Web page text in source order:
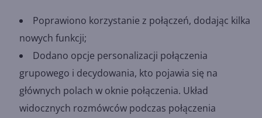
Poprawiono korzystanie z połączeń, dodając kilka
nowych funkcji;
Dodano opcje personalizacji połączenia
grupowego i decydowania, kto pojawia się na
głównych polach w oknie połączenia. Układ
widocznych rozmówców podczas połączenia